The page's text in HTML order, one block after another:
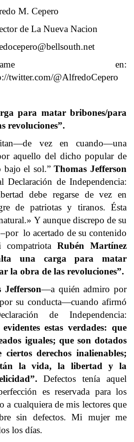
M. Cepero
de La Nueva Nacion
en:
twitter.com/@AlfredoCepero
para matar bribones/para
revoluciones”.
vez en cuando—una
aquello del dicho popular de
bajo el sol.”Thomas Jefferson
de Independencia:
debe regarse de vez en
de patriotas y tiranos. Ésta
Y aunque discrepo de su
lo acertado de su contenido
Rubén Martínez
una carga para matar
la obra de las revoluciones”.
Jefferson—a quién admiro por
su conducta—cuando afirmó
de Independencia:
evidentes estas verdades: que
iguales; que son dotados
derechos inalienables;
la vida, la libertad y la
Defectos tenía aquel
es reservada para los
a cualquiera de mis lectores que
sin defectos. Mi mujer me
los días.